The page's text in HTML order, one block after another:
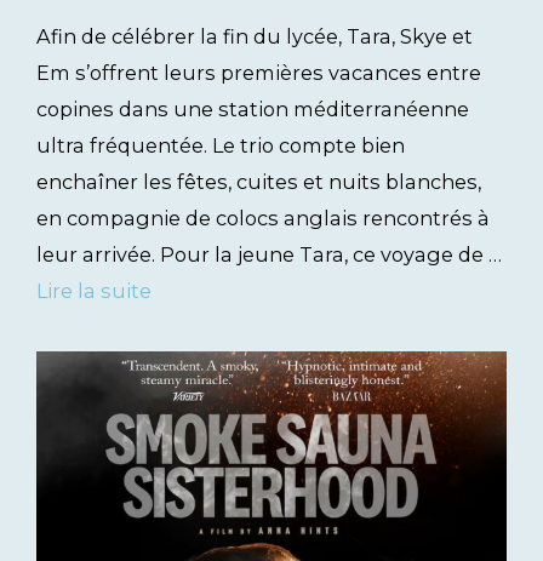
Afin de célébrer la fin du lycée, Tara, Skye et
Em s’offrent leurs premières vacances entre
copines dans une station méditerranéenne
ultra fréquentée. Le trio compte bien
enchaîner les fêtes, cuites et nuits blanches,
en compagnie de colocs anglais rencontrés à
leur arrivée. Pour la jeune Tara, ce voyage de …
Lire la suite